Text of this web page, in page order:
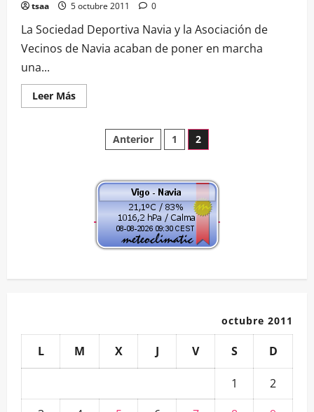
tsaa 5 octubre 2011 0
La Sociedad Deportiva Navia y la Asociación de
Vecinos de Navia acaban de poner en marcha
una...
Leer MásLeer
más
Paginación
de
entradas
Anterior 1 2
octubre 2011
L M X J V S D
1
2